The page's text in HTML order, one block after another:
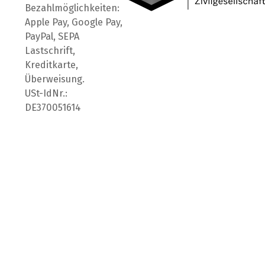
Bezahlmöglichkeiten:
Apple Pay, Google Pay,
PayPal, SEPA
Lastschrift,
Kreditkarte,
Überweisung.
USt-IdNr.:
DE370051614